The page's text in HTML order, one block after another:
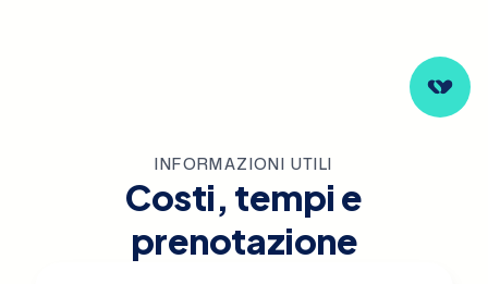
INFORMAZIONI UTILI
Costi, tempi e
prenotazione